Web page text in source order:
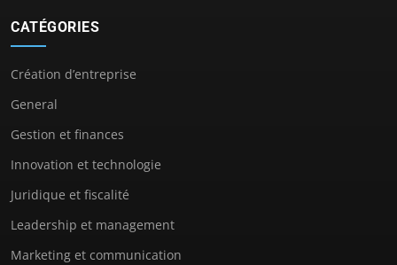
CATÉGORIES
Création d’entreprise
General
Gestion et finances
Innovation et technologie
Juridique et fiscalité
Leadership et management
Marketing et communication